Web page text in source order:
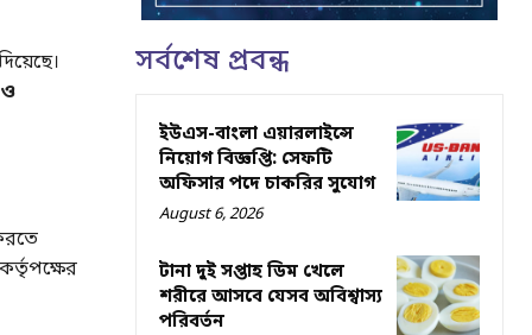
সর্বশেষ প্রবন্ধ
ইউএস-বাংলা এয়ারলাইন্সে
নিয়োগ বিজ্ঞপ্তি: সেফটি
অফিসার পদে চাকরির সুযোগ
August 6, 2026
টানা দুই সপ্তাহ ডিম খেলে
শরীরে আসবে যেসব অবিশ্বাস্য
পরিবর্তন